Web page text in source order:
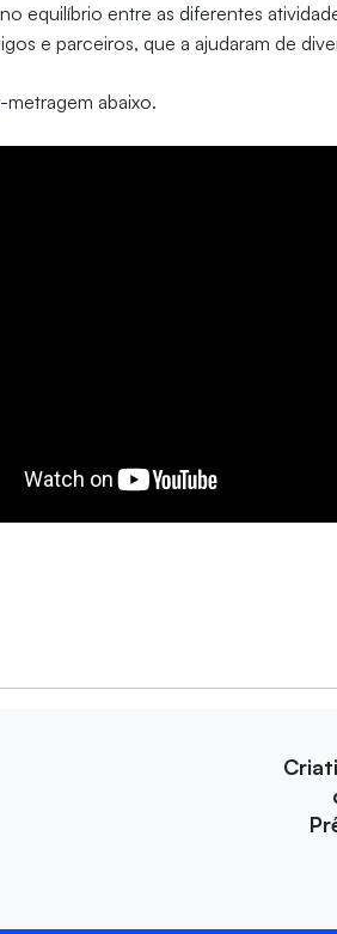
equilíbrio entre as diferentes
e parceiros, que a ajudaram de
abaixo.